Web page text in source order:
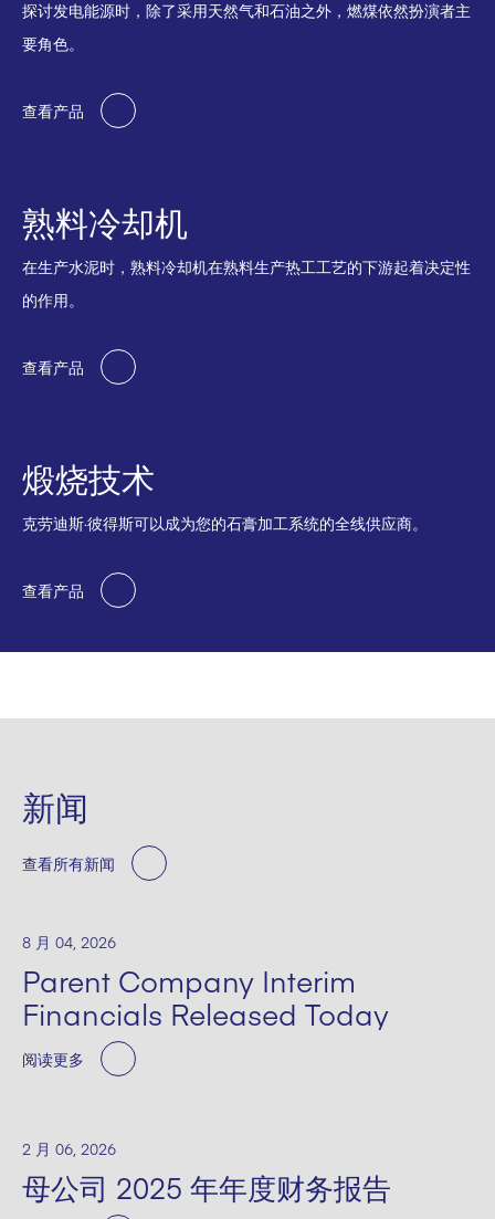
探讨发电能源时，除了采用天然气和石油之外，燃煤依然扮演者主
要角色。
查看产品
熟料冷却机
在生产水泥时，熟料冷却机在熟料生产热工工艺的下游起着决定性
的作用。
查看产品
煅烧技术
克劳迪斯·彼得斯可以成为您的石膏加工系统的全线供应商。
查看产品
新闻
查看所有新闻
8 月 04, 2026
Parent Company Interim
Financials Released Today
阅读更多
2 月 06, 2026
母公司 2025 年年度财务报告